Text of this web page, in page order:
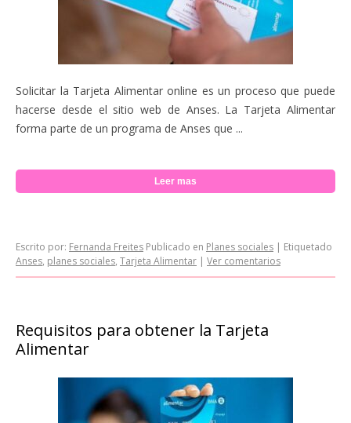
Solicitar la Tarjeta Alimentar online es un proceso que puede
hacerse desde el sitio web de Anses. La Tarjeta Alimentar
forma parte de un programa de Anses que ...
Leer mas
Escrito por: Fernanda Freites Publicado en Planes sociales | Etiquetado
Anses, planes sociales, Tarjeta Alimentar | Ver comentarios
Requisitos para obtener la Tarjeta
Alimentar